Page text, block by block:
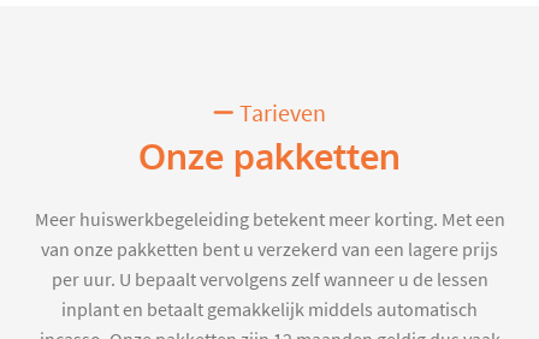
Tarieven
Onze pakketten
Meer huiswerkbegeleiding betekent meer korting. Met een
van onze pakketten bent u verzekerd van een lagere prijs
per uur. U bepaalt vervolgens zelf wanneer u de lessen
inplant en betaalt gemakkelijk middels automatisch